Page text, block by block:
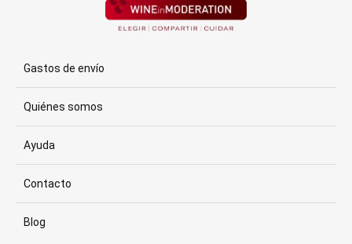
Gastos de envío
Quiénes somos
Ayuda
Contacto
Blog